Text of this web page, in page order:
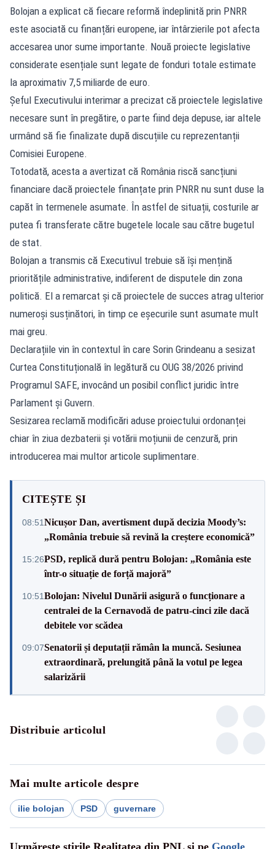
Bolojan a explicat că fiecare reformă îndeplinită prin PNRR
este asociată cu finanțări europene, iar întârzierile pot afecta
accesarea unor sume importante. Nouă proiecte legislative
considerate esențiale sunt legate de fonduri totale estimate
la aproximativ 7,5 miliarde de euro.
Șeful Executivului interimar a precizat că proiectele legislative
necesare sunt în pregătire, o parte fiind deja depuse, iar altele
urmând să fie finalizate după discuțiile cu reprezentanții
Comisiei Europene.
Totodată, acesta a avertizat că România riscă sancțiuni
financiare dacă proiectele finanțate prin PNRR nu sunt duse la
capăt în termenele asumate. În astfel de situații, costurile ar
putea fi transferate către bugetele locale sau către bugetul
de stat.
Bolojan a transmis că Executivul trebuie să își mențină
prioritățile administrative, indiferent de disputele din zona
politică. El a remarcat și că proiectele de succes atrag ulterior
numeroși susținători, în timp ce eșecurile sunt asumate mult
mai greu.
Declarațiile vin în contextul în care Sorin Grindeanu a sesizat
Curtea Constituțională în legătură cu OUG 38/2026 privind
Programul SAFE, invocând un posibil conflict juridic între
Parlament și Guvern.
Sesizarea reclamă modificări aduse proiectului ordonanței
chiar în ziua dezbaterii și votării moțiunii de cenzură, prin
introducerea mai multor articole suplimentare.
CITEȘTE ȘI
08:51Nicușor Dan, avertisment după decizia Moody’s:
„România trebuie să revină la creștere economică”
15:26PSD, replică dură pentru Bolojan: „România este
într-o situație de forță majoră”
10:51Bolojan: Nivelul Dunării asigură o funcționare a
centralei de la Cernavodă de patru-cinci zile dacă
debitele vor scădea
09:07Senatorii și deputații rămân la muncă. Sesiunea
extraordinară, prelungită până la votul pe legea
salarizării
Distribuie articolul
Mai multe articole despre
ilie bolojan PSD guvernare
Urmărește știrile Realitatea din PNL și pe Google